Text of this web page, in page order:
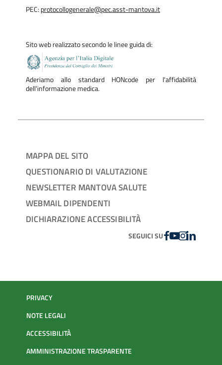
PEC: protocollogenerale@pec.asst-mantova.it
Sito web realizzato secondo le linee guida di:
Aderiamo allo standard HONcode per l'affidabilità
dell'informazione medica.
MAPPA DEL SITO
QUESTIONARIO DI VALUTAZIONE
NEWSLETTER MANTOVA SALUTE
WEBMAIL DIPENDENTI
DICHIARAZIONE ACCESSIBILITÀ
SEGUICI SUFACEBOOK
YOUTUBE
INSTAGRAM
LINKEDIN
PRIVACY
NOTE LEGALI
ACCESSIBILITÀ
AMMINISTRAZIONE TRASPARENTE